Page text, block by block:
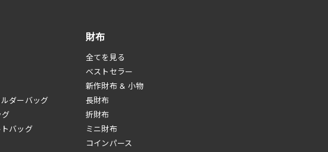
財布
全てを見る
べストセラー
新作財布 & 小物
長財布
折財布
ミニ財布
コインパース
ダーバッグ
グ
バッグ